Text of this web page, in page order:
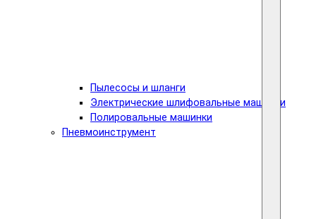
Пылесосы и шланги
Электрические шлифовальные машинки
Полировальные машинки
Пневмоинструмент